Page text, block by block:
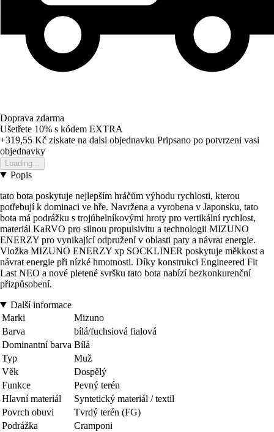
Doprava zdarma
Ušetřete 10% s kódem EXTRA
+319,55 Kč ziskate na dalsi objednavku Pripsano po potvrzeni vasi
objednavky
Loading...
Popis
tato bota poskytuje nejlepším hráčům výhodu rychlosti, kterou
potřebují k dominaci ve hře. Navržena a vyrobena v Japonsku, tato
bota má podrážku s trojúhelníkovými hroty pro vertikální rychlost,
materiál KaRVO pro silnou propulsivitu a technologii MIZUNO
ENERZY pro vynikající odpružení v oblasti paty a návrat energie.
Vložka MIZUNO ENERZY xp SOCKLINER poskytuje měkkost a
návrat energie při nízké hmotnosti. Díky konstrukci Engineered Fit
Last NEO a nové pletené svršku tato bota nabízí bezkonkurenční
přizpůsobení.
Další informace
Marki
Mizuno
Barva
bílá/fuchsiová fialová
Dominantní barva Bílá
Typ
Muž
Věk
Dospělý
Funkce
Pevný terén
Hlavní materiál
Syntetický materiál / textil
Povrch obuvi
Tvrdý terén (FG)
Podrážka
Cramponi